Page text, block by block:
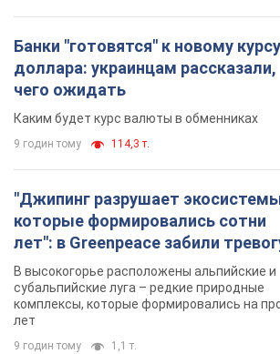
Банки "готовятся" к новому курсу
доллара: украинцам рассказали,
чего ожидать
Каким будет курс валюты в обменниках
9 годин тому 114,3 т.
"Джипинг разрушает
которые формировались сотни
лет": в Greenpeace забили
В высокогорье расположены альпийские и
субальпийские луга – редкие природные
комплексы, которые формировались на
лет
9 годин тому 1,1 т.